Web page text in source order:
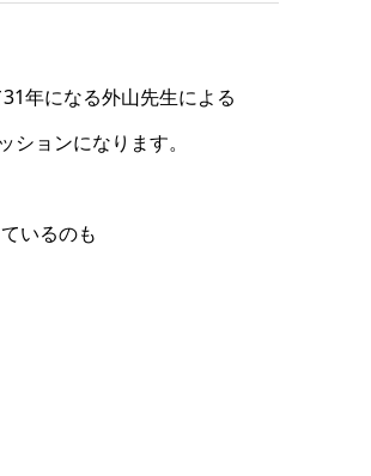
年になる外山先生による
ョンになります。
いるのも